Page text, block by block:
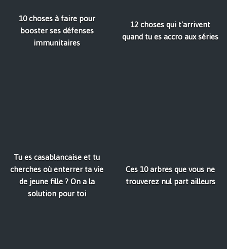
10 choses à faire pour
booster ses défenses
immunitaires
12 choses qui t'arrivent
quand tu es accro aux séries
Tu es casablancaise et tu
cherches où enterrer ta vie
de jeune fille ? On a la
solution pour toi
Ces 10 arbres que vous ne
trouverez nul part ailleurs